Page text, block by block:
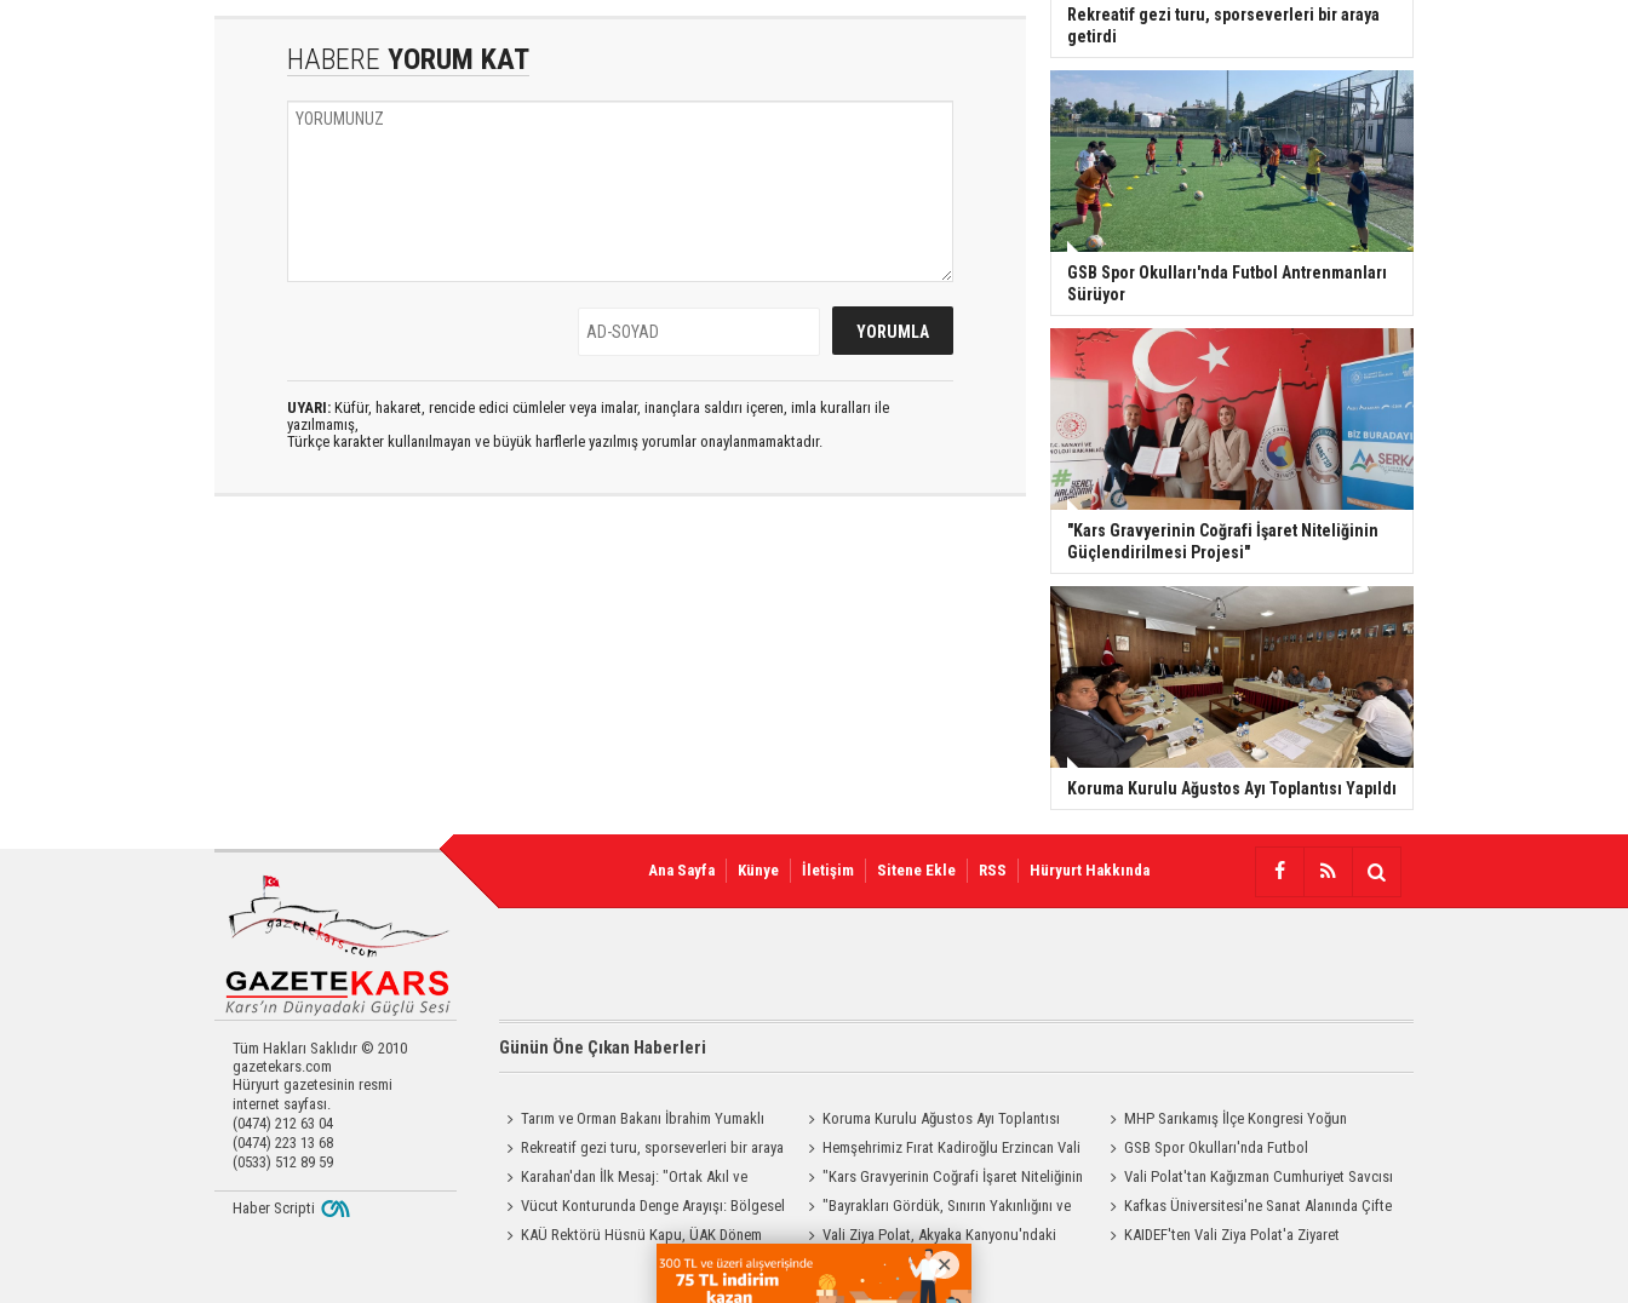
HABERE YORUM KAT
UYARI: Küfür, hakaret, rencide edici cümleler veya imalar, inançlara saldırı içeren, imla kuralları ile
yazılmamış,
Türkçe karakter kullanılmayan ve büyük harflerle yazılmış yorumlar onaylanmamaktadır.
Rekreatif gezi turu, sporseverleri bir araya
getirdi
GSB Spor Okulları'nda Futbol Antrenmanları
Sürüyor
"Kars Gravyerinin Coğrafi İşaret Niteliğinin
Güçlendirilmesi Projesi"
Koruma Kurulu Ağustos Ayı Toplantısı Yapıldı
Ana Sayfa Künye İletişim Sitene Ekle RSS Hüryurt Hakkında
Tüm Hakları Saklıdır © 2010
gazetekars.com
Hüryurt gazetesinin resmi
internet sayfası.
(0474) 212 63 04
(0474) 223 13 68
(0533) 512 89 59
Günün Öne Çıkan Haberleri
Tarım ve Orman Bakanı İbrahim Yumaklı
Kars'a Geliyor
Koruma Kurulu Ağustos Ayı Toplantısı
Yapıldı
MHP Sarıkamış İlçe Kongresi Yoğun
Katılımla Gerçekleştirildi
Rekreatif gezi turu, sporseverleri bir araya
getirdi
Hemşehrimiz Fırat Kadiroğlu Erzincan Vali
Yardımcılığına Atandı
GSB Spor Okulları'nda Futbol
Antrenmanları Sürüyor
Karahan'dan İlk Mesaj: "Ortak Akıl ve
Dayanışmayla Çalışacağız"
"Kars Gravyerinin Coğrafi İşaret Niteliğinin
Güçlendirilmesi Projesi"
Vali Polat'tan Kağızman Cumhuriyet Savcısı
Eravcı'ya Ziyaret
Vücut Konturunda Denge Arayışı: Bölgesel
Yağ Alma Sürecinin Tüm Aşamaları
"Bayrakları Gördük, Sınırın Yakınlığını ve
Uzaklığını Aynı Anda Hissettik"
Kafkas Üniversitesi'ne Sanat Alanında Çifte
Gurur
KAÜ Rektörü Hüsnü Kapu, ÜAK Dönem
Vali Ziya Polat, Akyaka Kanyonu'ndaki
Rafting Heyecanına Katıldı
KAIDEF'ten Vali Ziya Polat'a Ziyaret
Haber Scripti